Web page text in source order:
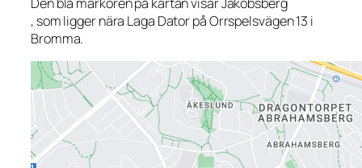
Den blå markören på kartan visar Jakobsberg
, som ligger nära Laga Dator på Orrspelsvägen 13 i
Bromma.